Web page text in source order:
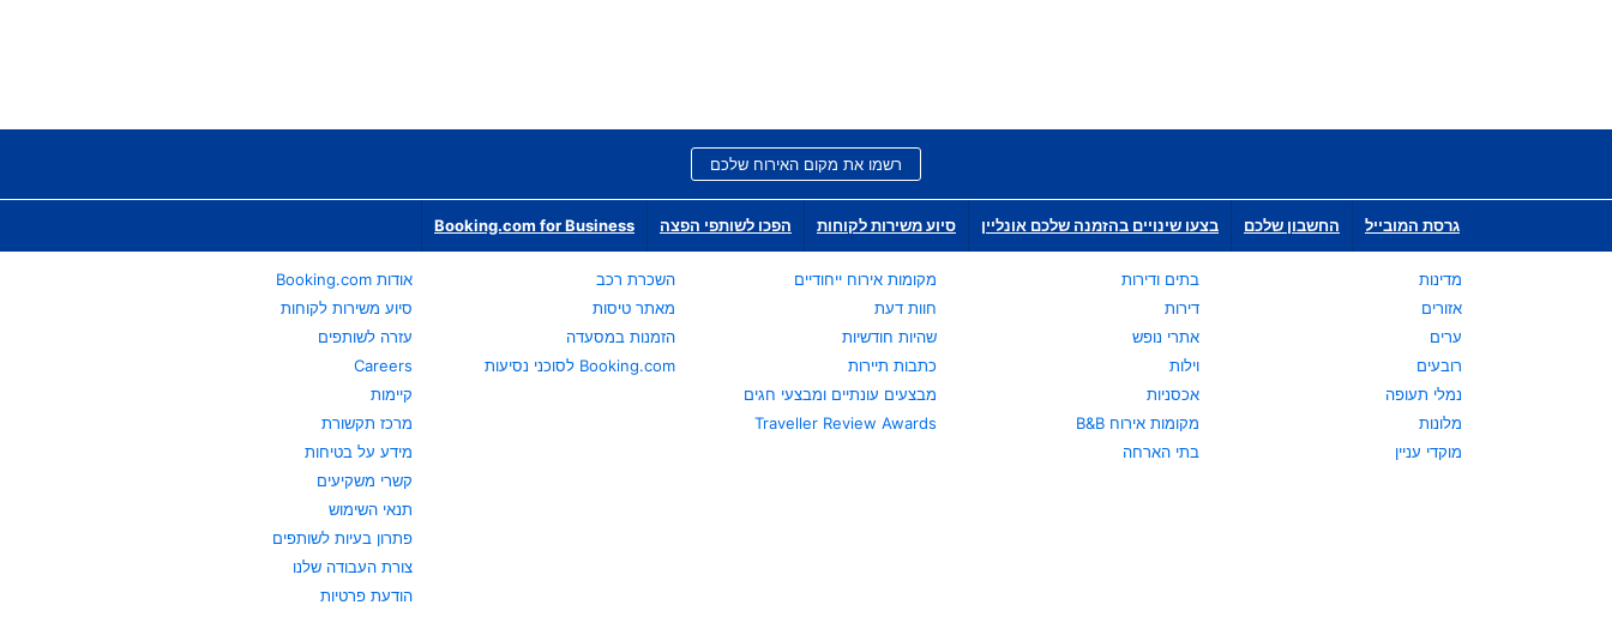
רשמו את מקום האירוח שלכם
גרסת המובייל החשבון שלכם בצעו שינויים בהזמנה שלכם אונליין סיוע משירות לקוחות הפכו לשותפי הפצה Booking.com for Business
מדינות
אזורים
ערים
רובעים
נמלי תעופה
מלונות
מוקדי עניין
בתים ודירות
דירות
אתרי נופש
וילות
אכסניות
מקומות אירוח B&B
בתי הארחה
מקומות אירוח ייחודיים
חוות דעת
שהיות חודשיות
כתבות תיירות
מבצעים עונתיים ומבצעי חגים
Traveller Review Awards
השכרת רכב
מאתר טיסות
הזמנות במסעדה
Booking.com לסוכני נסיעות
אודות Booking.com
סיוע משירות לקוחות
עזרה לשותפים
Careers
קיימות
מרכז תקשורת
מידע על בטיחות
קשרי משקיעים
תנאי השימוש
פתרון בעיות לשותפים
צורת העבודה שלנו
הודעת פרטיות